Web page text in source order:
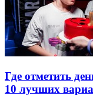
Где отметить
10 лучших